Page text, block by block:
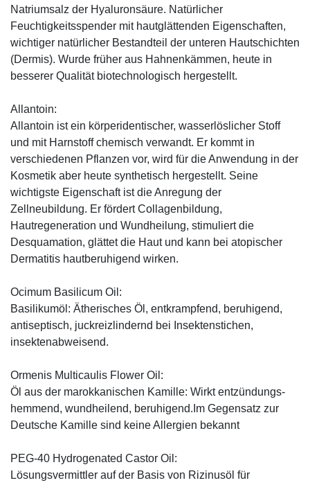
Natriumsalz der Hyaluronsäure. Natürlicher
Feuchtigkeitsspender mit hautglättenden Eigenschaften,
wichtiger natürlicher Bestandteil der unteren Hautschichten
(Dermis). Wurde früher aus Hahnenkämmen, heute in
besserer Qualität biotechnologisch hergestellt.
Allantoin:
Allantoin ist ein körperidentischer, wasserlöslicher Stoff
und mit Harnstoff chemisch verwandt. Er kommt in
verschiedenen Pflanzen vor, wird für die Anwendung in der
Kosmetik aber heute synthetisch hergestellt. Seine
wichtigste Eigenschaft ist die Anregung der
Zellneubildung. Er fördert Collagenbildung,
Hautregeneration und Wundheilung, stimuliert die
Desquamation, glättet die Haut und kann bei atopischer
Dermatitis hautberuhigend wirken.
Ocimum Basilicum Oil:
Basilikumöl: Ätherisches Öl, entkrampfend, beruhigend,
antiseptisch, juckreizlindernd bei Insektenstichen,
insektenabweisend.
Ormenis Multicaulis Flower Oil:
Öl aus der marokkanischen Kamille: Wirkt entzündungs-
hemmend, wundheilend, beruhigend.Im Gegensatz zur
Deutsche Kamille sind keine Allergien bekannt
PEG-40 Hydrogenated Castor Oil:
Lösungsvermittler auf der Basis von Rizinusöl für